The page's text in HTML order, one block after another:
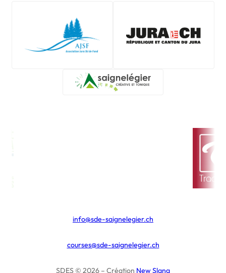
SDES © 2026 – Création New Slang
info@sde-saignelegier.ch
courses@sde-saignelegier.ch